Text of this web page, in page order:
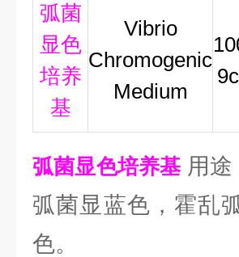
弧菌
显色
培养
基
Vibrio
Chromogenic
Medium
弧菌显色培养基 用
弧菌显蓝色，霍乱
色。